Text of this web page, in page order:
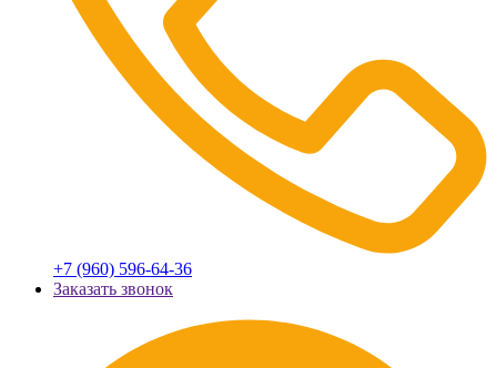
+7 (960) 596-64-36
Заказать звонок